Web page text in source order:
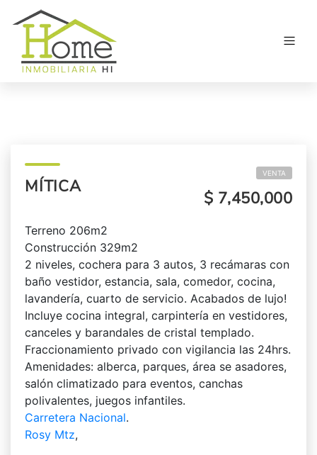
MÍTICA
VENTA
$ 7,450,000
Terreno 206m2
Construcción 329m2
2 niveles, cochera para 3 autos, 3 recámaras con
baño vestidor, estancia, sala, comedor, cocina,
lavandería, cuarto de servicio. Acabados de lujo!
Incluye cocina integral, carpintería en vestidores,
canceles y barandales de cristal templado.
Fraccionamiento privado con vigilancia las 24hrs.
Amenidades: alberca, parques, área se asadores,
salón climatizado para eventos, canchas
polivalentes, juegos infantiles.
Carretera Nacional.
Rosy Mtz,